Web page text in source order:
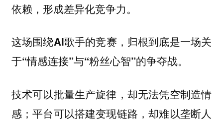
依赖，形成差异化竞争力。
这场围绕AI歌手的竞赛，归根到底是一场关
于“情感连接”与“粉丝心智”的争夺战。
技术可以批量生产旋律，却无法凭空制造情
感；平台可以搭建变现链路，却难以垄断人